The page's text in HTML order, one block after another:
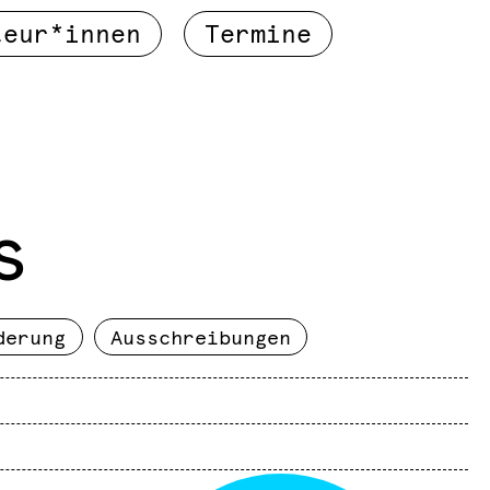
Termine
Ausschreibungen